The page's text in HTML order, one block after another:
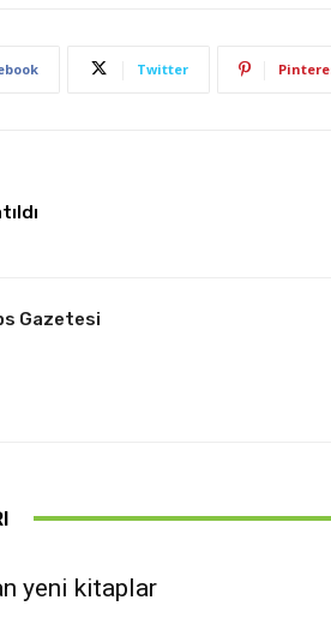
Twitter
Gazetesi
yeni kitaplar